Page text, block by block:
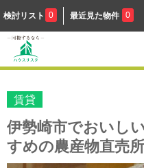
検討リスト 0 最近見た物件 0
賃貸
伊勢崎市でおいし
すめの農産物直売